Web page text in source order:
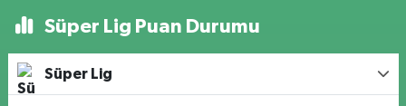
Süper Lig Puan Durumu
Süper Lig